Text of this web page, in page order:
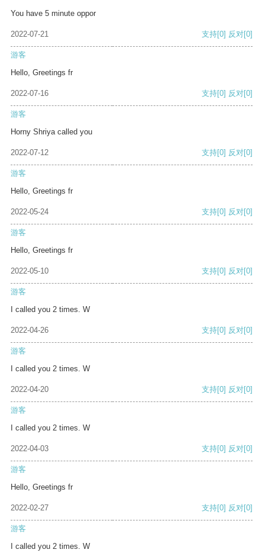
You have 5 minute oppor
2022-07-21 支持[0] 反对[0]
游客
Hello, Greetings fr
2022-07-16 支持[0] 反对[0]
游客
Horny Shriya called you
2022-07-12 支持[0] 反对[0]
游客
Hello, Greetings fr
2022-05-24 支持[0] 反对[0]
游客
Hello, Greetings fr
2022-05-10 支持[0] 反对[0]
游客
I called you 2 times. W
2022-04-26 支持[0] 反对[0]
游客
I called you 2 times. W
2022-04-20 支持[0] 反对[0]
游客
I called you 2 times. W
2022-04-03 支持[0] 反对[0]
游客
Hello, Greetings fr
2022-02-27 支持[0] 反对[0]
游客
I called you 2 times. W